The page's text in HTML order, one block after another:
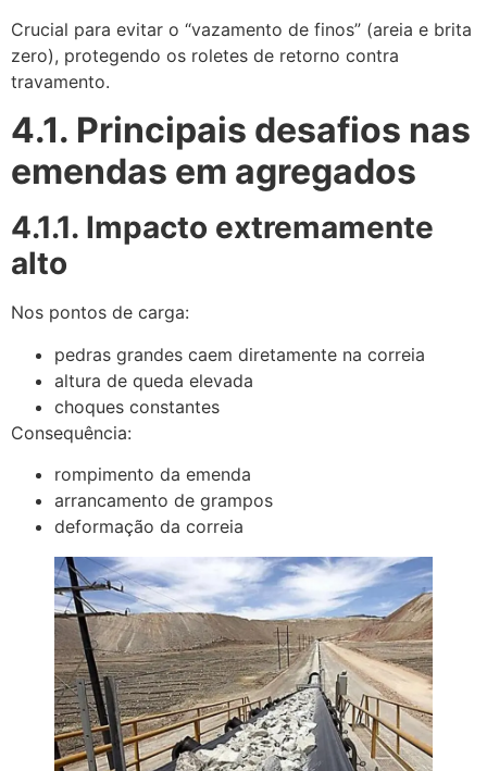
Crucial para evitar o “vazamento de finos” (areia e brita
zero), protegendo os roletes de retorno contra
travamento.
4.1. Principais desafios nas
emendas em agregados
4.1.1. Impacto extremamente
alto
Nos pontos de carga:
pedras grandes caem diretamente na correia
altura de queda elevada
choques constantes
Consequência:
rompimento da emenda
arrancamento de grampos
deformação da correia